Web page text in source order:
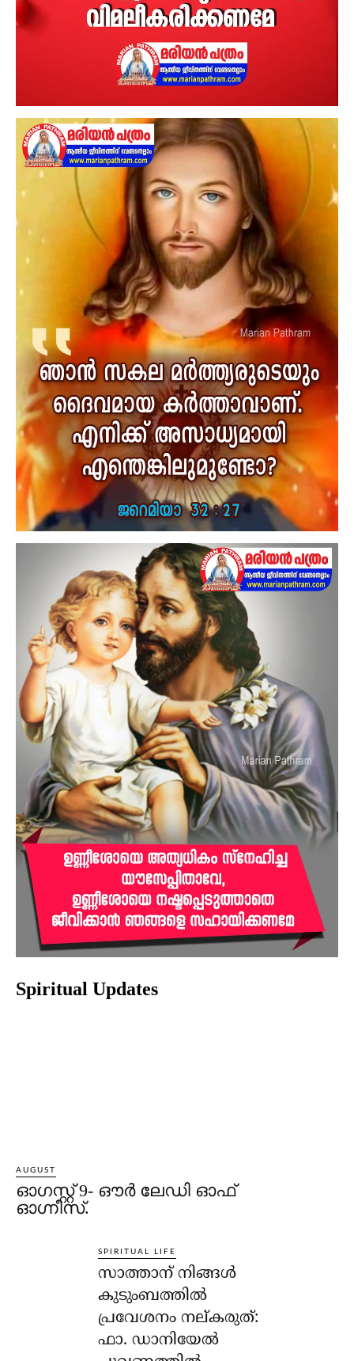
Spiritual Updates
AUGUST
ഓഗസ്റ്റ് 9- ഔര്‍ ലേഡി ഓഫ്
ഓഗ്നീസ്.
SPIRITUAL LIFE
സാത്താന് നിങ്ങള്‍
കുടുംബത്തില്‍
പ്രവേശനം നല്കരുത്:
ഫാ. ഡാനിയേല്‍